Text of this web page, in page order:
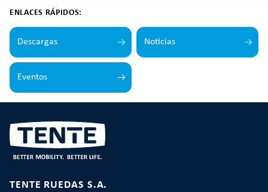
ENLACES RÁPIDOS:
Descargas Noticias
Eventos
TENTE RUEDAS S.A.